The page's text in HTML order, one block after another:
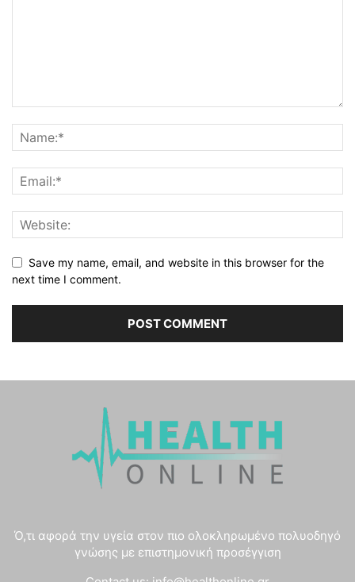
Save my name, email, and website in this browser for the
next time I comment.
Ό,τι αφορά την υγεία στον πιο ολοκληρωμένο πολυοδηγό
γνώσης με επιστημονική προσέγγιση